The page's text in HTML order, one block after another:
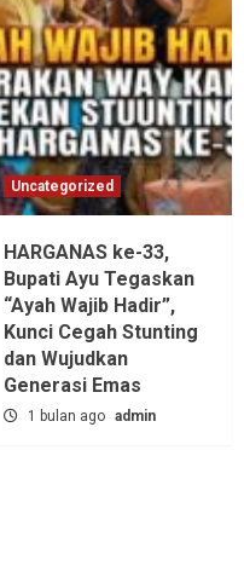
Uncategorized
HARGANAS ke-33,
Bupati Ayu Tegaskan
“Ayah Wajib Hadir”,
Kunci Cegah Stunting
dan Wujudkan
Generasi Emas
1 bulan ago admin